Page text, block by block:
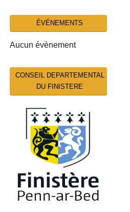
ÉVÉNEMENTS
Aucun évènement
CONSEIL DEPARTEMENTAL
DU FINISTERE